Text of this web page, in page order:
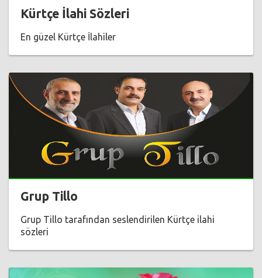
Kürtçe İlahi Sözleri
En güzel Kürtçe İlahiler
Grup Tillo
Grup Tillo tarafından seslendirilen Kürtçe ilahi
sözleri